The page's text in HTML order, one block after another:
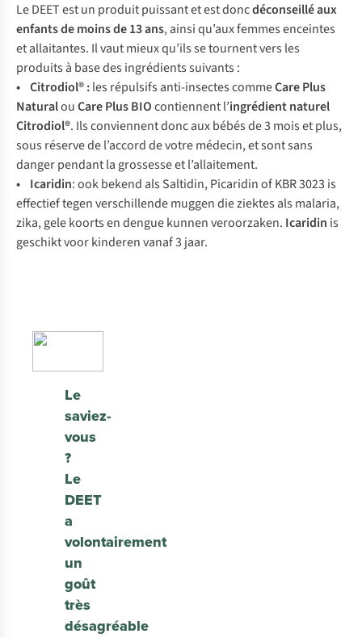
Le DEET est un produit puissant et est doncdéconseillé aux
enfants de moins de 13 ans, ainsi qu’aux femmes enceintes
et allaitantes. Il vaut mieux qu’ils se tournent vers les
produits à base des ingrédients suivants :
• Citrodiol® :les répulsifs anti-insectes commeCare Plus
NaturalouCare Plus BIOcontiennent l’ingrédient naturel
Citrodiol®. Ils conviennent donc aux bébés de 3 mois et plus,
sous réserve de l’accord de votre médecin, et sont sans
danger pendant la grossesse et l’allaitement.
• Icaridin: ook bekend als Saltidin, Picaridin of KBR 3023 is
effectief tegen verschillende muggen die ziektes als malaria,
zika, gele koorts en dengue kunnen veroorzaken. Icaridin is
geschikt voor kinderen vanaf 3 jaar.
Le
saviez-
vous
?
Le
DEET
a
volontairement
un
goût
très
désagréable